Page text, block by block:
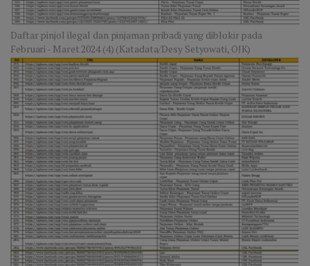
Daftar pinjol ilegal dan pinjaman pribadi yang diblokir pada
Februari - Maret 2024 (4) (Katadata/Desy Setyowati, OJK)